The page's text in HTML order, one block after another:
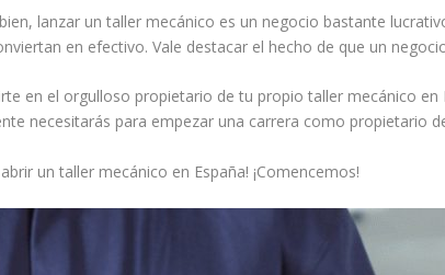
lanzar un taller mecánico es un negocio bastante
en efectivo. Vale destacar el hecho de que un
en el orgulloso propietario de tu propio taller mecánico
necesitarás para empezar una carrera como propietario
un taller mecánico en España! ¡Comencemos!